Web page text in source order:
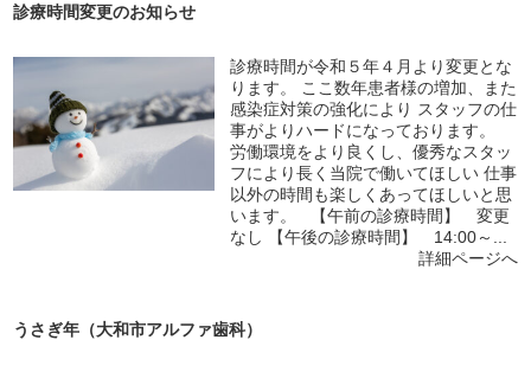
診療時間変更のお知らせ
診療時間が令和５年４月より変更とな
ります。 ここ数年患者様の増加、また
感染症対策の強化により スタッフの仕
事がよりハードになっております。
労働環境をより良くし、優秀なスタッ
フにより長く当院で働いてほしい 仕事
以外の時間も楽しくあってほしいと思
います。 【午前の診療時間】 変更
なし 【午後の診療時間】 14:00～...
詳細ページへ
うさぎ年（大和市アルファ歯科）